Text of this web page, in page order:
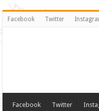
Facebook Twitter
Facebook Twitter